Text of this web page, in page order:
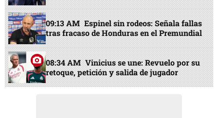
09:13 AM Espinel sin rodeos: Señala fallas
tras fracaso de Honduras en el Premundial
08:34 AM Vinicius se une: Revuelo por su
retoque, petición y salida de jugador